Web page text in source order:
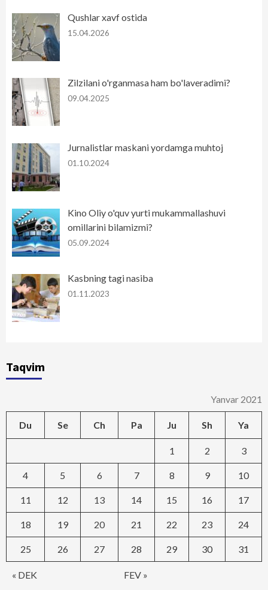
Qushlar xavf ostida
15.04.2026
Zilzilani o'rganmasa ham bo'laveradimi?
09.04.2025
Jurnalistlar maskani yordamga muhtoj
01.10.2024
Kino Oliy o'quv yurti mukammallashuvi
omillarini bilamizmi?
05.09.2024
Kasbning tagi nasiba
01.11.2023
Taqvim
Yanvar 2021
Du Se Ch Pa Ju Sh Ya
« DEK FEV »
1 2 3
4 5 6 7 8 9 10
11 12 13 14 15 16 17
18 19 20 21 22 23 24
25 26 27 28 29 30 31